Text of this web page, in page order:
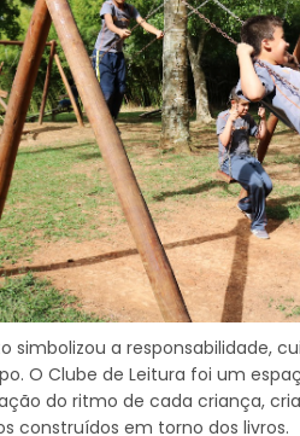
simbolizou a responsabilidade,
O Clube de Leitura foi um
do ritmo de cada criança,
construídos em torno dos livros.